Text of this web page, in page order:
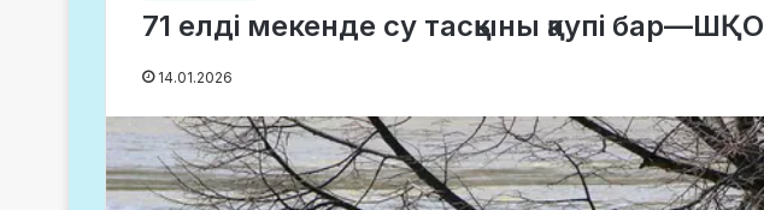
71 елді мекенде су тасқыны қаупі бар—ШҚО
14.01.2026